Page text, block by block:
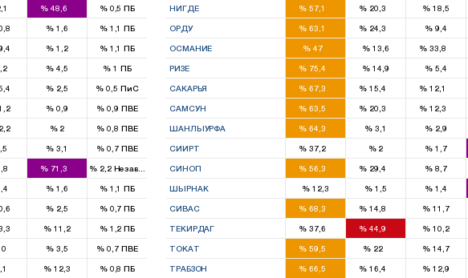
% 48,6 %0,5ПБ
% 1,6 %1,1ПБ
% 1,2 %1,1ПБ
% 4,5 % 1 ПБ
% 2,5 % 0,5 ПиС
% 0,9 % 0,9 ПВЕ
%2 % 0,8 ПВЕ
1
% 3,1 % 0,7 ПВЕ
% 71,3 % 2,2 Независимый
% 1,6 %1,1ПБ
% 2,5 %0,7ПБ
% 11,2 %1,2ПБ
% 3,5 % 0,7 ПВЕ
% 12,3 %0,8ПБ
НИГДЕ % 57,1 % 20,3 % 18,5
ОРДУ % 63,1 % 24,3 % 9,4
ОСМАНИЕ %47 % 13,6 % 33,8
РИЗЕ % 75,4 % 14,9 % 5,4
САКАРЬЯ % 67,3 % 15,4 % 12,1
САМСУН % 63,5 % 20,3 % 12,3
ШАНЛЫУРФА % 64,3 % 3,1 % 2,9
СИИРТ % 37,2 %2 % 1,7
СИНОП % 56,3 % 29,4 % 8,7
ШЫРНАК % 12,3 % 1,5 % 1,4
СИВАС % 68,3
4
% 14,8 % 11,7
ТЕКИРДАГ % 37,6 % 44,9 % 10,2
ТОКАТ % 59,5 %22 % 14,7
ТРАБЗОН % 66,5 % 16,4 % 12,9